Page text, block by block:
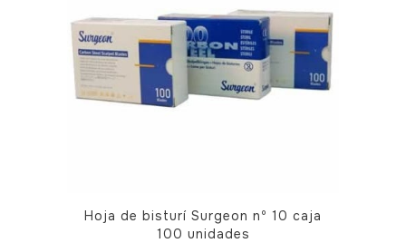
Hoja de bisturí Surgeon nº 10 caja
100 unidades